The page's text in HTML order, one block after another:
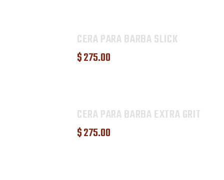
CERA PARA BARBA SLICK
$275.00
CERA PARA BARBA EXTRA GRIT
$275.00